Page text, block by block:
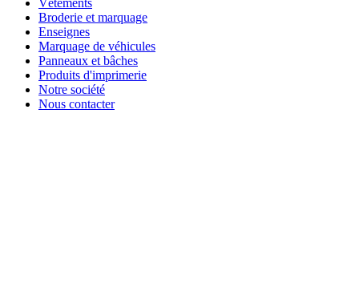
Broderie et marquage
Enseignes
Marquage de véhicules
Panneaux et bâches
Produits d'imprimerie
Notre société
Nous contacter